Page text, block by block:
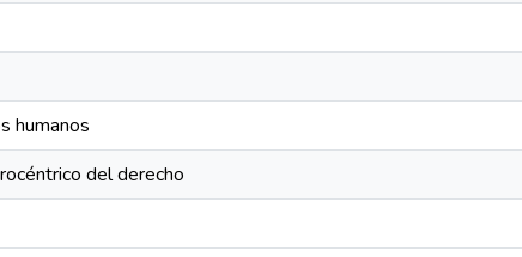
humanos
del derecho